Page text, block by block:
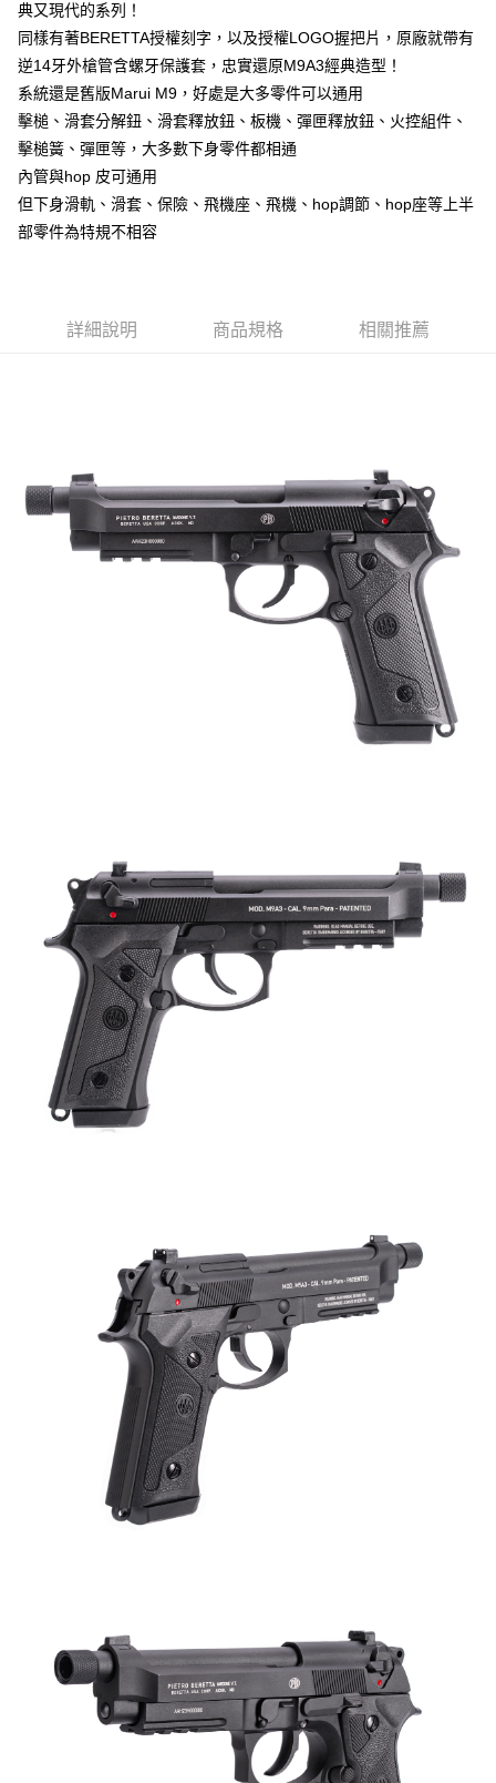
客戶支援中心」https://netprotections.freshdesk.com/support/home
【注意事項】
１．透過由恩沛科技股份有限公司提供之「AFTEE先享後付」服務完成之交
易，需依本服務之必要範圍內提供個人資料，並將交易相關給付款項請求債
權轉讓予恩沛科技股份有限公司。
https://aftee.tw/terms/#terms3
３．未成年的使用者請事先徵得法定代理人或監護人之同意方可使用
「AFTEE先享後付」，若未經同意申辦者引起之損失，本公司不負相關責
任。
４．使用「AFTEE先享後付」時，將依據個別帳號之用戶狀況，依本公司即
新竹物流
每筆NT$200，滿NT$2,000(含以上)免運費
郵局
每筆NT$150，滿NT$2,000(含以上)免運費
宅配
每筆NT$400
貨到付款-黑貓
典又現代的系列！
同樣有著BERETTA授權刻字，以及授權LOGO握把片，原廠就帶有
逆14牙外槍管含螺牙保護套，忠實還原M9A3經典造型！
系統還是舊版Marui M9，好處是大多零件可以通用
擊槌、滑套分解鈕、滑套釋放鈕、板機、彈匣釋放鈕、火控組件、
擊槌簧、彈匣等，大多數下身零件都相通
內管與hop 皮可通用
但下身滑軌、滑套、保險、飛機座、飛機、hop調節、hop座等上半
部零件為特規不相容
詳細說明 商品規格 相關推薦